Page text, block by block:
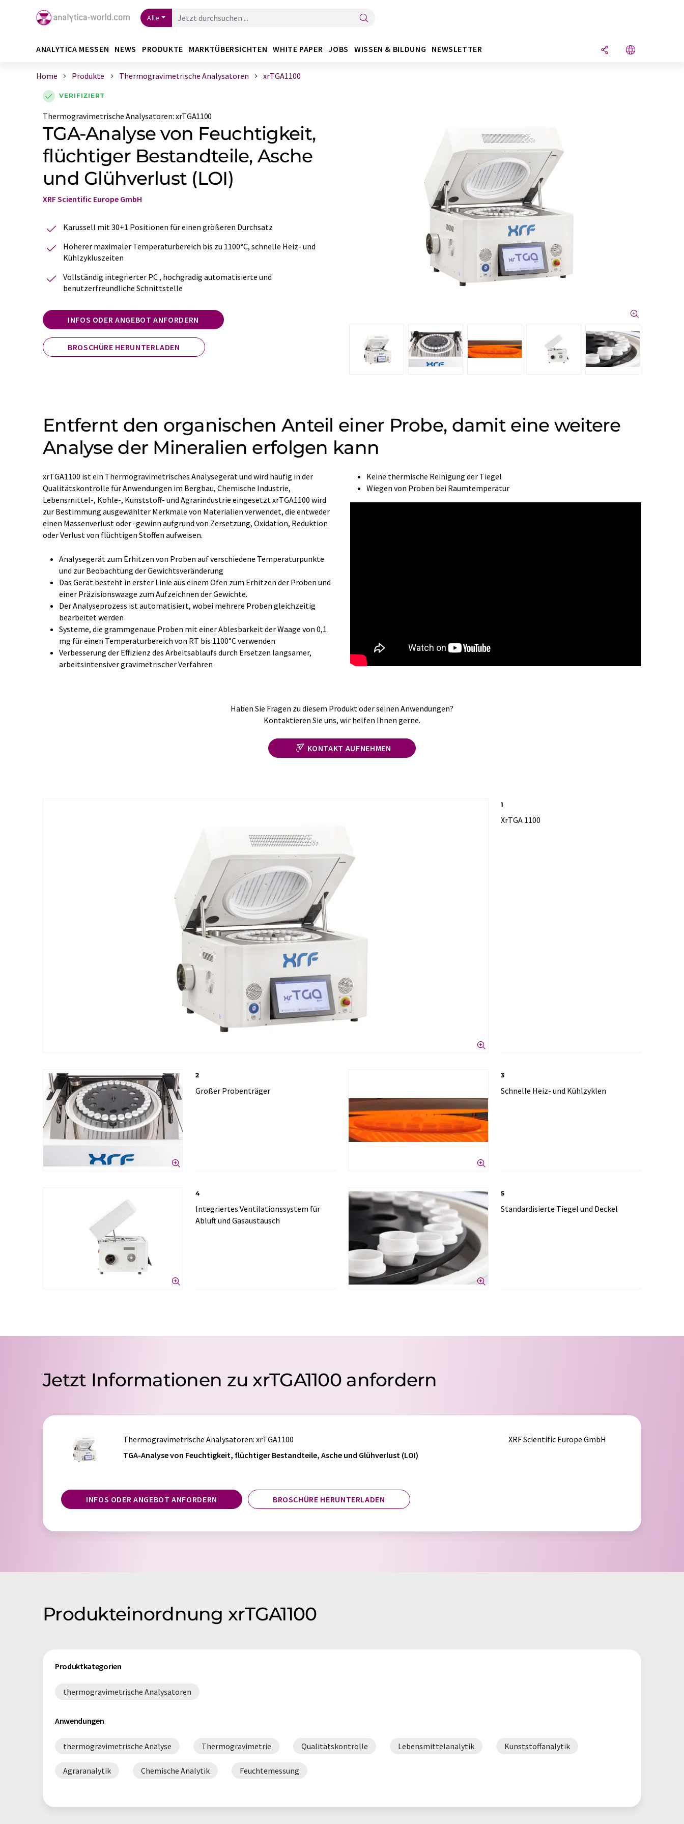
Alle
ANALYTICA MESSEN NEWS PRODUKTE MARKTÜBERSICHTEN WHITE PAPER JOBS WISSEN & BILDUNG NEWSLETTER
Home Produkte Thermogravimetrische Analysatoren xrTGA1100
VERIFIZIERT
Thermogravimetrische Analysatoren: xrTGA1100
TGA-Analyse von Feuchtigkeit,
flüchtiger Bestandteile, Asche
und Glühverlust (LOI)
XRF Scientific Europe GmbH
Karussell mit 30+1 Positionen für einen größeren Durchsatz
Höherer maximaler Temperaturbereich bis zu 1100°C, schnelle Heiz- und
Kühlzykluszeiten
Vollständig integrierter PC , hochgradig automatisierte und
benutzerfreundliche Schnittstelle
INFOS ODER ANGEBOT ANFORDERN
BROSCHÜRE HERUNTERLADEN
Entfernt den organischen Anteil einer Probe, damit eine weitere
Analyse der Mineralien erfolgen kann
xrTGA1100 ist ein Thermogravimetrisches Analysegerät und wird häufig in der
Qualitätskontrolle für Anwendungen im Bergbau, Chemische Industrie,
Lebensmittel-, Kohle-, Kunststoff- und Agrarindustrie eingesetzt xrTGA1100 wird
zur Bestimmung ausgewählter Merkmale von Materialien verwendet, die entweder
einen Massenverlust oder -gewinn aufgrund von Zersetzung, Oxidation, Reduktion
oder Verlust von flüchtigen Stoffen aufweisen.
Analysegerät zum Erhitzen von Proben auf verschiedene Temperaturpunkte
und zur Beobachtung der Gewichtsveränderung
Das Gerät besteht in erster Linie aus einem Ofen zum Erhitzen der Proben und
einer Präzisionswaage zum Aufzeichnen der Gewichte.
Der Analyseprozess ist automatisiert, wobei mehrere Proben gleichzeitig
bearbeitet werden
Systeme, die grammgenaue Proben mit einer Ablesbarkeit der Waage von 0,1
mg für einen Temperaturbereich von RT bis 1100°C verwenden
Verbesserung der Effizienz des Arbeitsablaufs durch Ersetzen langsamer,
arbeitsintensiver gravimetrischer Verfahren
Keine thermische Reinigung der Tiegel
Wiegen von Proben bei Raumtemperatur
Haben Sie Fragen zu diesem Produkt oder seinen Anwendungen?
Kontaktieren Sie uns, wir helfen Ihnen gerne.
KONTAKT AUFNEHMEN
1
XrTGA 1100
2
Großer Probenträger
3
Schnelle Heiz- und Kühlzyklen
4
Integriertes Ventilationssystem für
Abluft und Gasaustausch
5
Standardisierte Tiegel und Deckel
Jetzt Informationen zu xrTGA1100 anfordern
Thermogravimetrische Analysatoren: xrTGA1100
TGA-Analyse von Feuchtigkeit, flüchtiger Bestandteile, Asche und Glühverlust (LOI)
INFOS ODER ANGEBOT ANFORDERN BROSCHÜRE HERUNTERLADEN
XRF Scientific Europe GmbH
Produkteinordnung xrTGA1100
Produktkategorien
thermogravimetrische Analysatoren
Anwendungen
thermogravimetrische Analyse Thermogravimetrie Qualitätskontrolle Lebensmittelanalytik Kunststoffanalytik
Agraranalytik Chemische Analytik Feuchtemessung